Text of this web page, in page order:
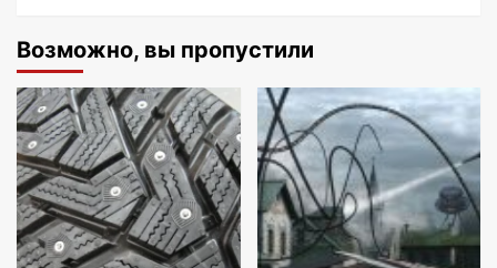
Возможно, вы пропустили